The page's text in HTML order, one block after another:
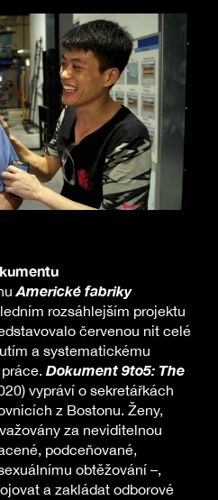
Americké fabriky
rozsáhlejším projektu
červenou nit celé
a systematickému
Dokument 9to5: The
vypráví o sekretářkách
z Bostonu. Ženy,
za neviditelnou
podceňované,
obtěžování –,
a zakládat odborové